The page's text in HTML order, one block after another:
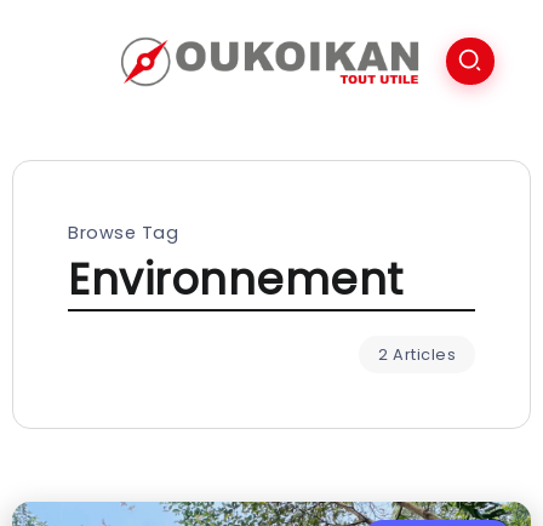
Browse Tag
Environnement
2 Articles